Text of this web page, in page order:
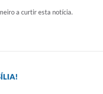
a curtir esta notícia.